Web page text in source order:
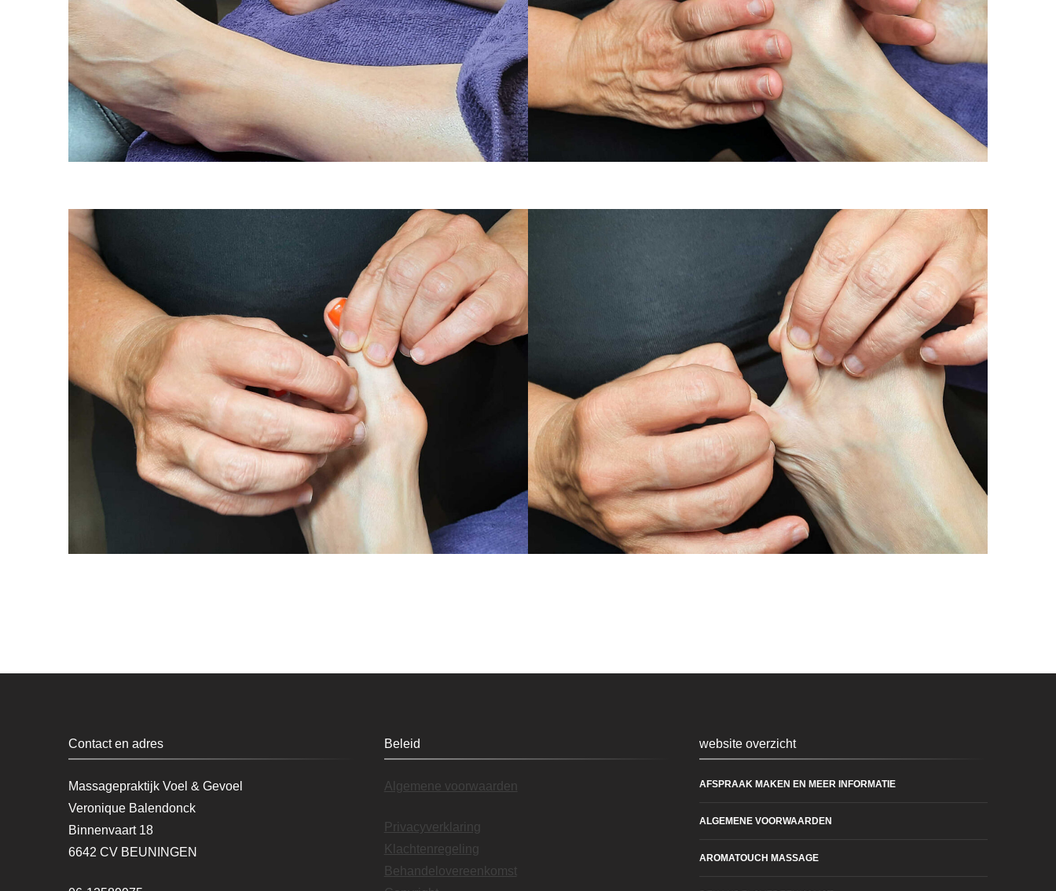
Contact en adres
Massagepraktijk Voel & Gevoel
Veronique Balendonck
Binnenvaart 18
6642 CV BEUNINGEN
Beleid
Algemene voorwaarden
Privacyverklaring
Klachtenregeling
Behandelovereenkomst
website overzicht
AFSPRAAK MAKEN EN MEER INFORMATIE
ALGEMENE VOORWAARDEN
AROMATOUCH MASSAGE